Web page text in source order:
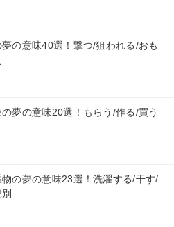
夢の意味40選！撃つ/狙われる/おも
の夢の意味20選！もらう/作る/買う
物の夢の意味23選！洗濯する/干す/